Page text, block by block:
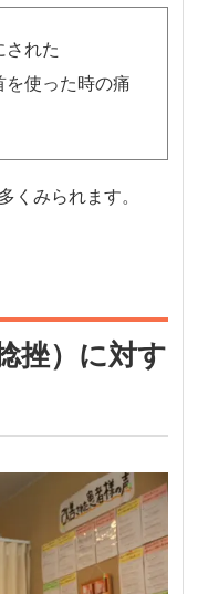
された
を使った時の痛
くみられます。
挫）に対す